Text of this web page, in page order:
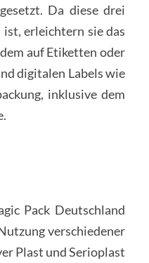
Da diese drei
erleichtern sie das
auf Etiketten oder
digitalen Labels wie
inklusive dem
Pack Deutschland
verschiedener
Plast und Serioplast